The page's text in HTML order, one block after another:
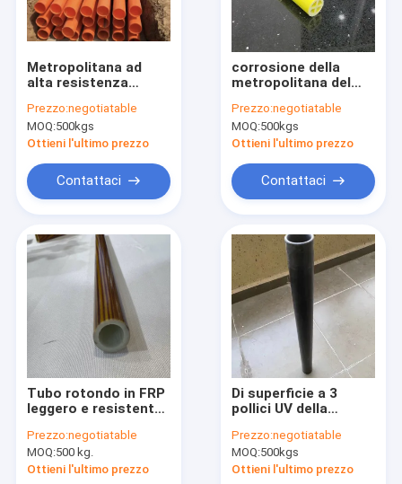
Visita alla fabbrica
Chiedi un preventivo
Stuoia cucita vetroresina
Stuoia combinata della vetroresina
Tessuti unidirezionali in fibra di vetro
Tessuto biassiale della vetroresina
Tessuti multiassiali
Stuoia di superficie della vetroresina
Matte di fibra di vetro
Metropolitana ad
alta resistenza
rotondo di FRP
Prezzo:negotiatable
MOQ:500kgs
Ottieni l'ultimo prezzo
Contattaci
corrosione della
metropolitana del
vetroresina di 12mm
Eco anti
Prezzo:negotiatable
MOQ:500kgs
Ottieni l'ultimo prezzo
Contattaci
Tubo rotondo in FRP
leggero e resistente
elettrica
Prezzo:negotiatable
MOQ:500 kg.
Ottieni l'ultimo prezzo
Di superficie a 3
pollici UV della
vetroresina di iso
9000 Pultruded
Resisitance dipinto
Prezzo:negotiatable
MOQ:500kgs
Ottieni l'ultimo prezzo